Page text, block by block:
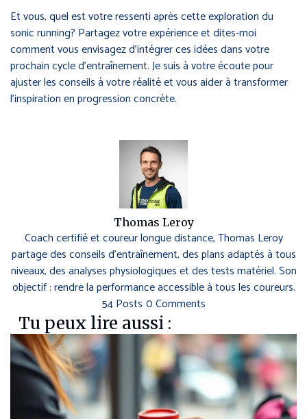
Et vous, quel est votre ressenti après cette exploration du
sonic running? Partagez votre expérience et dites-moi
comment vous envisagez d’intégrer ces idées dans votre
prochain cycle d’entraînement. Je suis à votre écoute pour
ajuster les conseils à votre réalité et vous aider à transformer
l’inspiration en progression concrète.
Thomas Leroy
Coach certifié et coureur longue distance, Thomas Leroy
partage des conseils d’entraînement, des plans adaptés à tous
niveaux, des analyses physiologiques et des tests matériel. Son
objectif : rendre la performance accessible à tous les coureurs.
54 Posts 0 Comments
Tu peux lire aussi :